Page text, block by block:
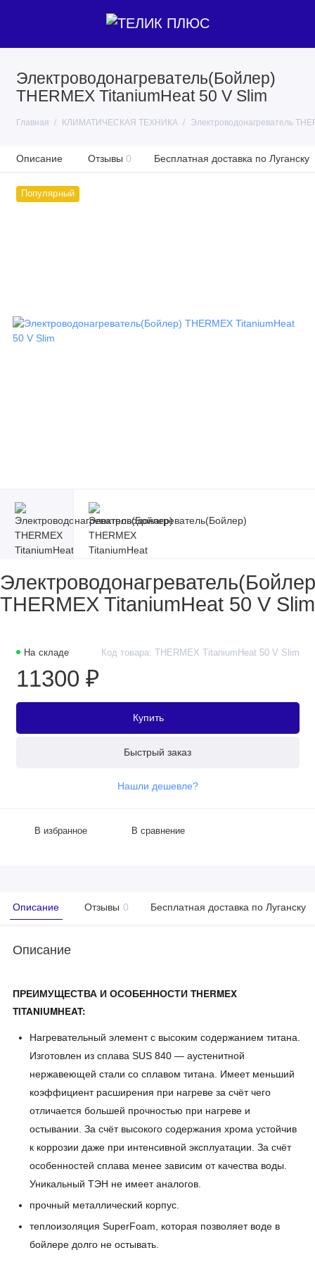
Электроводонагреватель(Бойлер)
THERMEX TitaniumHeat 50 V Slim
Главная КЛИМАТИЧЕСКАЯ ТЕХНИКА Электроводонагреватель
Описание Отзывы 0 Бесплатная доставка по Луганску
Популярный
THERMEX TitaniumHeat 50 V Slim
На складе Код товара: THERMEX TitaniumHeat 50 V Slim
11300 ₽
Купить
Быстрый заказ
Нашли дешевле?
В избранное В сравнение
Описание Отзывы 0 Бесплатная доставка по Луганску
Описание
ПРЕИМУЩЕСТВА И ОСОБЕННОСТИ THERMEX
TITANIUMHEAT:
Нагревательный элемент с высоким содержанием титана.
Изготовлен из сплава SUS 840 — аустенитной
нержавеющей стали со сплавом титана. Имеет меньший
коэффициент расширения при нагреве за счёт чего
отличается большей прочностью при нагреве и
остывании. За счёт высокого содержания хрома устойчив
к коррозии даже при интенсивной эксплуатации. За счёт
особенностей сплава менее зависим от качества воды.
Уникальный ТЭН не имеет аналогов.
прочный металлический корпус.
теплоизоляция SuperFoam, которая позволяет воде в
бойлере долго не остывать.